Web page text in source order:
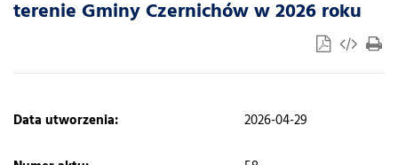
terenie Gminy Czernichów w 2026 roku
​Data utworzenia: 2026-04-29